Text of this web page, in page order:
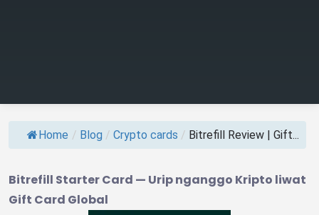
Home / Blog / Crypto cards / Bitrefill Review | Gift...
Bitrefill Starter Card — Urip nganggo Kripto liwat
Gift Card Global